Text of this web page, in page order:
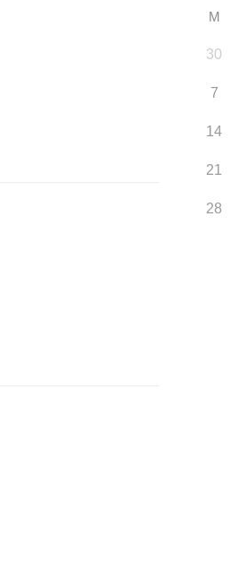
M
30
7
14
21
28